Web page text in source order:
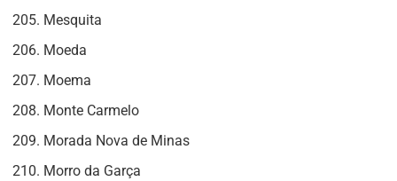
Mesquita
Moeda
Moema
Monte Carmelo
Morada Nova de Minas
Morro da Garça